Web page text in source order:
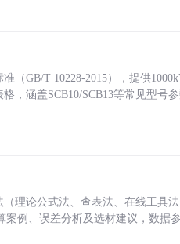
（GB/T 10228-2015），提供
，涵盖SCB10/SCB13等常见型号
理论公式法、查表法、在线工具
例、误差分析及选材建议，数据